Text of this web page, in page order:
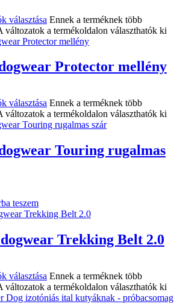
választása Ennek a terméknek több
változatok a termékoldalon választhatók ki
Protector mellény
választása Ennek a terméknek több
változatok a termékoldalon választhatók ki
Touring rugalmas
teszem
Trekking Belt 2.0
választása Ennek a terméknek több
változatok a termékoldalon választhatók ki